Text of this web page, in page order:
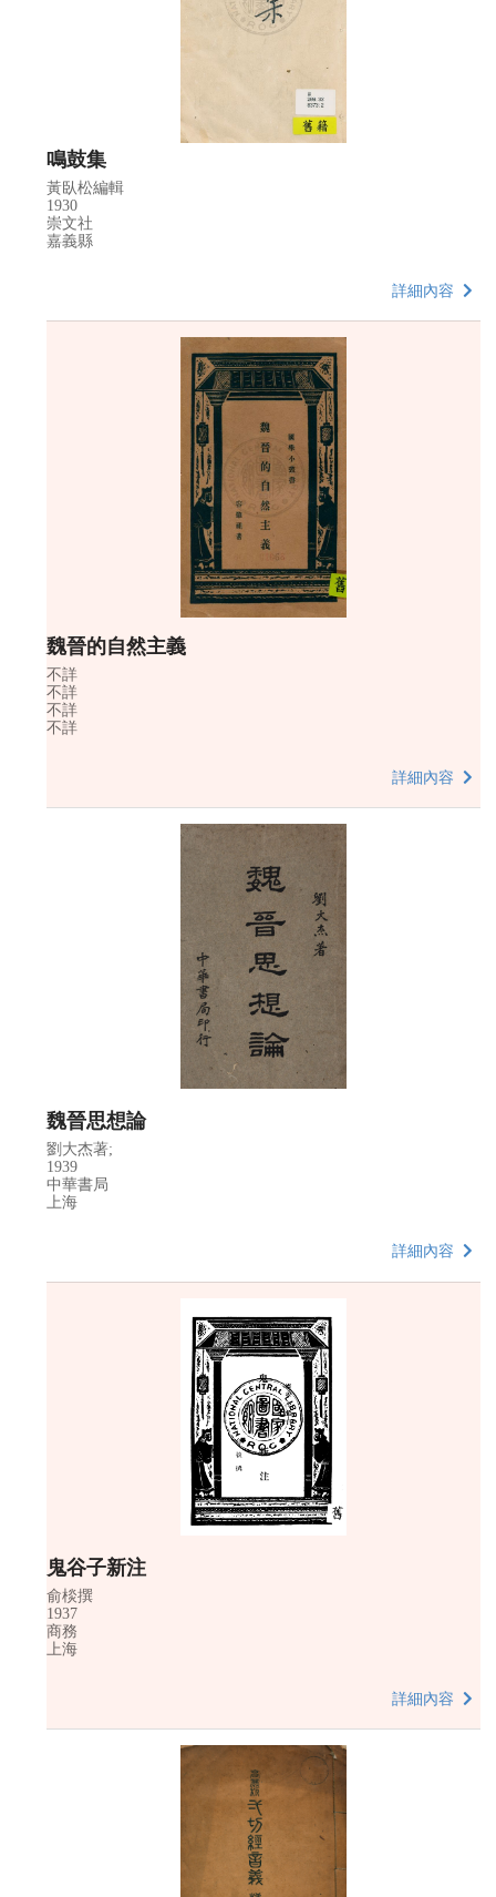
鳴鼓集
黃臥松編輯
1930
崇文社
嘉義縣
詳細內容
魏晉的自然主義
不詳
不詳
不詳
不詳
詳細內容
魏晉思想論
劉大杰著;
1939
中華書局
上海
詳細內容
鬼谷子新注
俞棪撰
1937
商務
上海
詳細內容